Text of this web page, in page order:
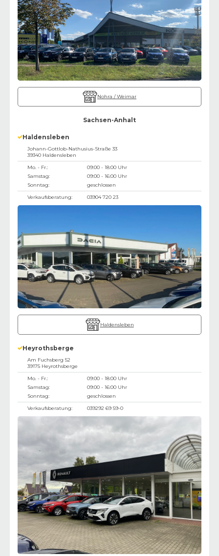
Nohra / Weimar
Sachsen-Anhalt
Haldensleben
Johann-Gottlob-Nathusius-Straße 33
39340 Haldensleben
Mo. - Fr.:
09:00 - 18:00 Uhr
Samstag:
09:00 - 16:00 Uhr
Sonntag:
geschlossen
Verkaufsberatung:
03904 720 23
Haldensleben
Heyrothsberge
Am Fuchsberg 52
39175 Heyrothsberge
Mo. - Fr.:
09:00 - 18:00 Uhr
Samstag:
09:00 - 16:00 Uhr
Sonntag:
geschlossen
Verkaufsberatung:
039292 69 59-0